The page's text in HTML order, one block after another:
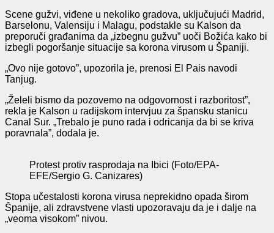
Scene gužvi, viđene u nekoliko gradova, uključujući Madrid,
Barselonu, Valensiju i Malagu, podstakle su Kalson da
preporuči građanima da „izbegnu gužvu” uoči Božića kako bi
izbegli pogoršanje situacije sa korona virusom u Španiji.
„Ovo nije gotovo”, upozorila je, prenosi El Pais navodi
Tanjug.
„Želeli bismo da pozovemo na odgovornost i razboritost”,
rekla je Kalson u radijskom intervjuu za špansku stanicu
Canal Sur. „Trebalo je puno rada i odricanja da bi se kriva
poravnala”, dodala je.
Protest protiv rasprodaja na Ibici (Foto/EPA-
EFE/Sergio G. Canizares)
Stopa učestalosti korona virusa neprekidno opada širom
Španije, ali zdravstvene vlasti upozoravaju da je i dalje na
„veoma visokom” nivou.